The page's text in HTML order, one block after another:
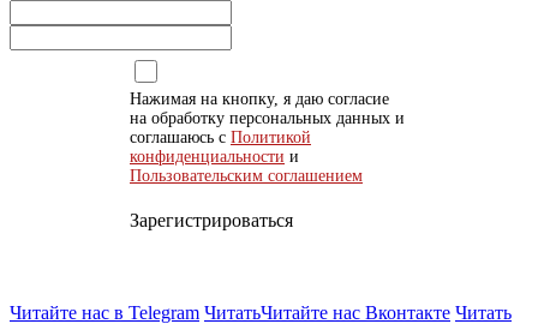
Нажимая на кнопку, я даю согласие
на обработку персональных данных и
соглашаюсь с Политикой
конфиденциальности и
Пользовательским соглашением
Зарегистрироваться
Читайте нас в Telegram ЧитатьЧитайте нас Вконтакте Читать